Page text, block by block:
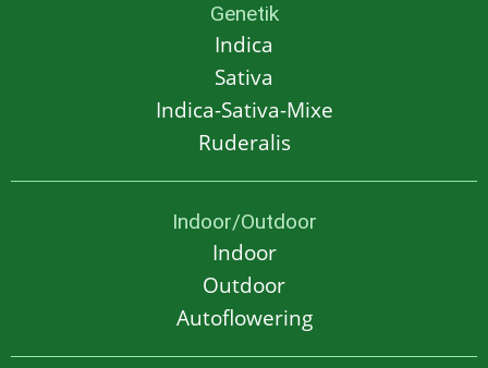
Genetik
Indica
Sativa
Indica-Sativa-Mixe
Ruderalis
Indoor/Outdoor
Indoor
Outdoor
Autoflowering